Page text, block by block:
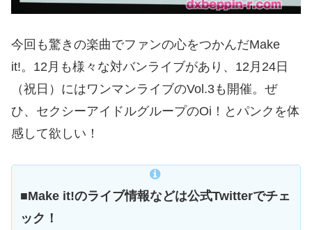
今回も驚きの楽曲でファンの心をつかんだMake
it!。12月も様々な対バンライブがあり、12月24日
（祝日）にはワンマンライブのVol.3も開催。ぜ
ひ、セクシーアイドルグループのOi！とパンクを体
感して欲しい！
■Make it!のライブ情報などは公式Twitterでチェ
ック！